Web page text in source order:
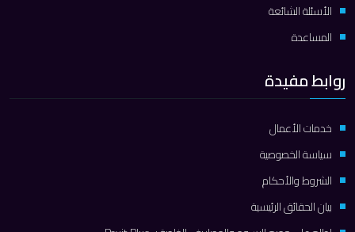
الأسئلة الشائعة
المساعدة
روابط مفيدة
خدمات الأعمال
سياسة الخصوصية
الشروط والأحكام
بيان الحقائق الرئيسية